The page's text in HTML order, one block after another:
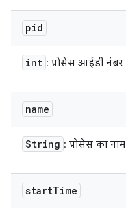
pid
int : प्रोसेस आईडी नंबर
name
String : प्रोसेस का नाम
startTime